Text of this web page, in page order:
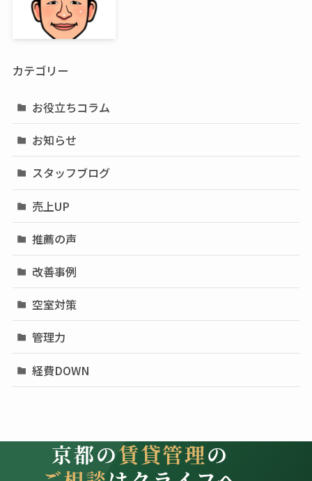
カテゴリー
お役立ちコラム
お知らせ
スタッフブログ
売上UP
推薦の声
改善事例
空室対策
管理力
経費DOWN
京都の賃貸管理の